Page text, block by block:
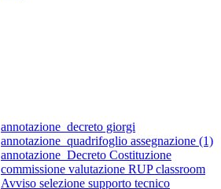
annotazione_decreto giorgi
annotazione_quadrifoglio assegnazione (1)
annotazione_Decreto Costituzione
commissione valutazione RUP classroom
Avviso selezione supporto tecnico